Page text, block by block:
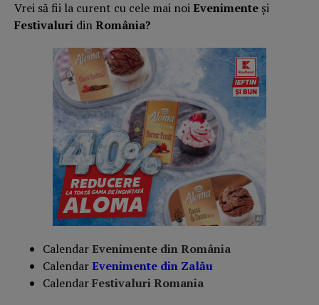
Vrei să fii la curent cu cele mai noiEvenimente și
Festivaluri dinRomânia?
Calendar Evenimente din România
CalendarEvenimente din Zalău
CalendarFestivaluri Romania